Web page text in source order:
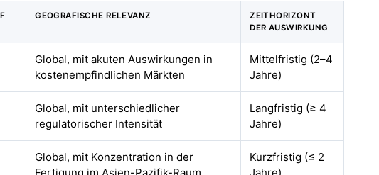
GEOGRAFISCHE RELEVANZ
ZEITHORIZONT
DER AUSWIRKUNG
Global, mit akuten Auswirkungen in
kostenempfindlichen Märkten
Mittelfristig (2–4
Jahre)
Global, mit unterschiedlicher
regulatorischer Intensität
Langfristig (≥ 4
Jahre)
Global, mit Konzentration in der
Kurzfristig (≤ 2